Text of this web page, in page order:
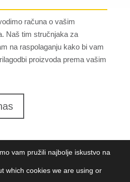
računa o vašim
Naš tim stručnjaka za
na raspolaganju kako bi vam
proizvoda prema vašim
vam pružili najbolje iskustvo na
which cookies we are using or